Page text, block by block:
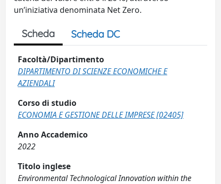
un’iniziativa denominata Net Zero.
Scheda Scheda DC
Facoltà/Dipartimento
DIPARTIMENTO DI SCIENZE ECONOMICHE E
AZIENDALI
Corso di studio
ECONOMIA E GESTIONE DELLE IMPRESE [02405]
Anno Accademico
2022
Titolo inglese
Environmental Technological Innovation within the